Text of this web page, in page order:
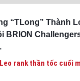
“TLong” Thành
BRION
rank thần tốc cuối